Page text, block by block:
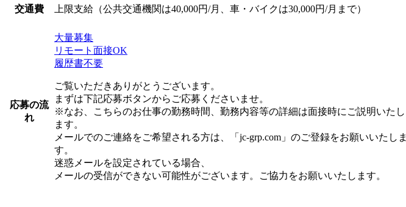
交通費 上限支給（公共交通機関は40,000円/月、車・バイクは30,000円/月まで）
応募の流
れ
大量募集
リモート面接OK
履歴書不要
ご覧いただきありがとうございます。
まずは下記応募ボタンからご応募くださいませ。
※なお、こちらのお仕事の勤務時間、勤務内容等の詳細は面接時にご説明いたし
ます。
メールでのご連絡をご希望される方は、「jc-grp.com」のご登録をお願いいたしま
す。
迷惑メールを設定されている場合、
メールの受信ができない可能性がございます。ご協力をお願いいたします。